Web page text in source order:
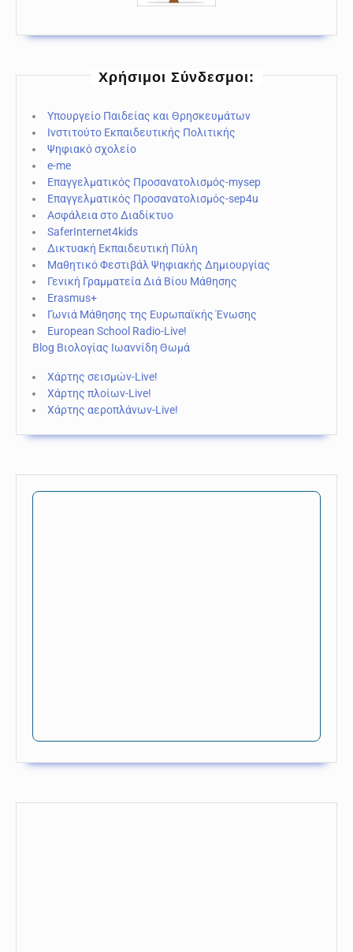
Χρήσιμοι Σύνδεσμοι:
Υπουργείο Παιδείας και Θρησκευμάτων
Ινστιτούτο Εκπαιδευτικής Πολιτικής
Ψηφιακό σχολείο
e-me
Επαγγελματικός Προσανατολισμός-mysep
Επαγγελματικός Προσανατολισμός-sep4u
Ασφάλεια στο Διαδίκτυο
SaferInternet4kids
Δικτυακή Εκπαιδευτική Πύλη
Μαθητικό Φεστιβάλ Ψηφιακής Δημιουργίας
Γενική Γραμματεία Διά Βίου Μάθησης
Erasmus+
Γωνιά Μάθησης της Ευρωπαϊκής Ένωσης
European School Radio-Live!
Blog Βιολογίας Ιωαννίδη Θωμά
Χάρτης σεισμών-Live!
Χάρτης πλοίων-Live!
Χάρτης αεροπλάνων-Live!